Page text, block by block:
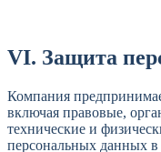
VI. Защита
Компания
включая правовые,
технические и
персональных данных в